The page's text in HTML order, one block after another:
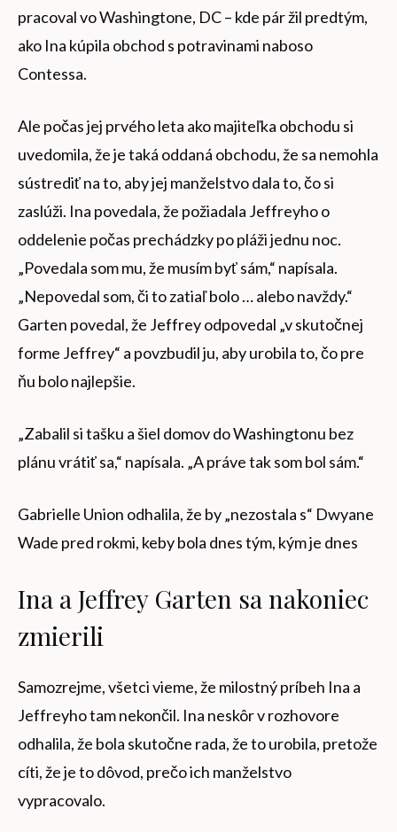
pracoval vo Washingtone, DC – kde pár žil predtým,
ako Ina kúpila obchod s potravinami naboso
Contessa.
Ale počas jej prvého leta ako majiteľka obchodu si
uvedomila, že je taká oddaná obchodu, že sa nemohla
sústrediť na to, aby jej manželstvo dala to, čo si
zaslúži. Ina povedala, že požiadala Jeffreyho o
oddelenie počas prechádzky po pláži jednu noc.
„Povedala som mu, že musím byť sám,“ napísala.
„Nepovedal som, či to zatiaľ bolo … alebo navždy.“
Garten povedal, že Jeffrey odpovedal „v skutočnej
forme Jeffrey“ a povzbudil ju, aby urobila to, čo pre
ňu bolo najlepšie.
„Zabalil si tašku a šiel domov do Washingtonu bez
plánu vrátiť sa,“ napísala. „A práve tak som bol sám.“
Gabrielle Union odhalila, že by „nezostala s“ Dwyane
Wade pred rokmi, keby bola dnes tým, kým je dnes
Ina a Jeffrey Garten sa nakoniec
zmierili
Samozrejme, všetci vieme, že milostný príbeh Ina a
Jeffreyho tam nekončil. Ina neskôr v rozhovore
odhalila, že bola skutočne rada, že to urobila, pretože
cíti, že je to dôvod, prečo ich manželstvo
vypracovalo.